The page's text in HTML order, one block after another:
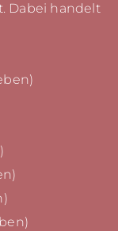
Dabei handelt